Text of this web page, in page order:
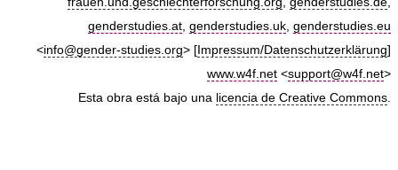
genderstudies.at, genderstudies.uk, genderstudies.eu
<info@gender-studies.org> [ Impressum/Datenschutzerklärung]
www.w4f.net <support@w4f.net>
Esta obra está bajo una licencia de Creative Commons.